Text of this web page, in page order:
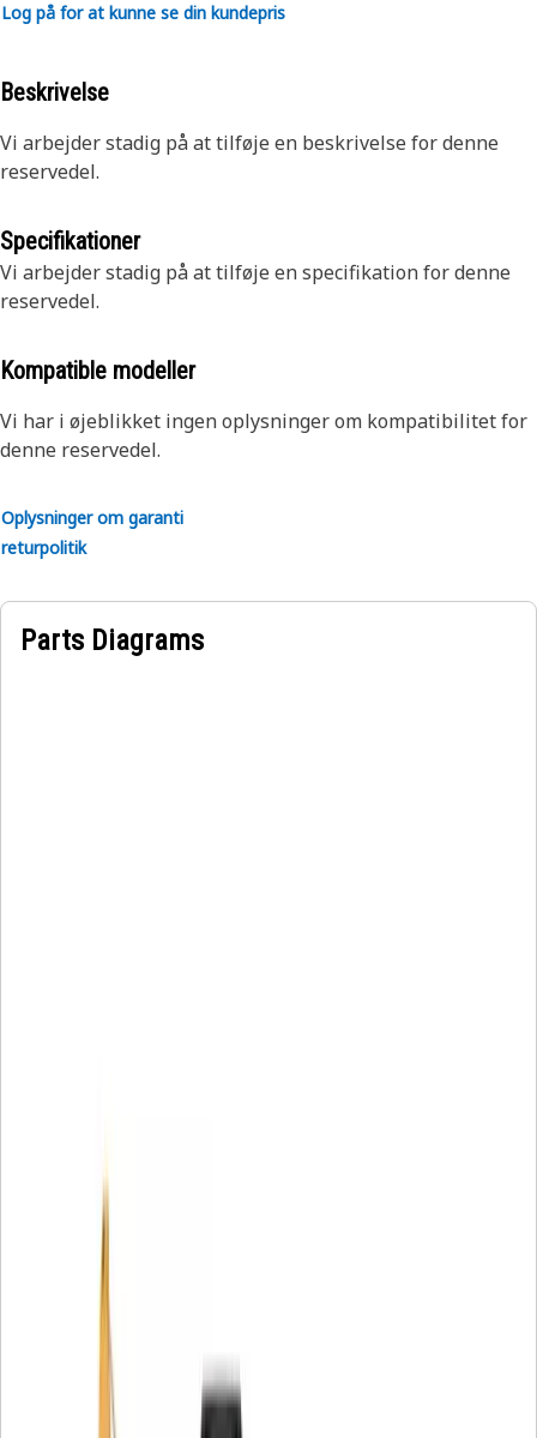
Log på for at kunne se din kundepris
Beskrivelse
Vi arbejder stadig på at tilføje en beskrivelse for denne
reservedel.
Specifikationer
Vi arbejder stadig på at tilføje en specifikation for denne
reservedel.
Kompatible modeller
Vi har i øjeblikket ingen oplysninger om kompatibilitet for
denne reservedel.
Oplysninger om garanti
returpolitik
Parts Diagrams